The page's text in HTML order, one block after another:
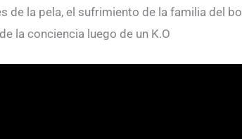
de la pela, el sufrimiento de la familia del
la conciencia luego de un K.O